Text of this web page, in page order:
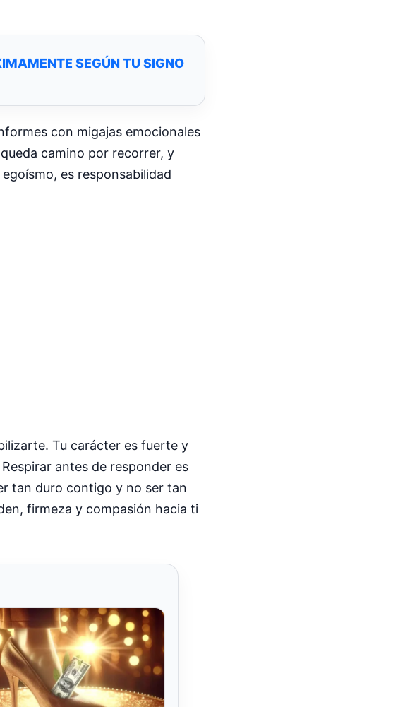
SEGÚN TU SIGNO
con migajas emocionales
camino por recorrer, y
es responsabilidad
Tu carácter es fuerte y
antes de responder es
tan duro contigo y no ser tan
firmeza y compasión hacia ti